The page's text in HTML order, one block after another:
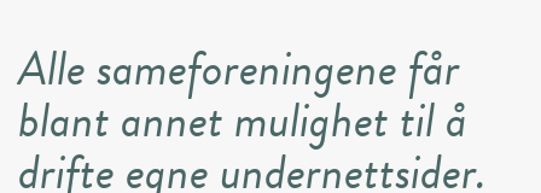
Alle sameforeningene får
blant annet mulighet til å
drifte egne undernettsider.